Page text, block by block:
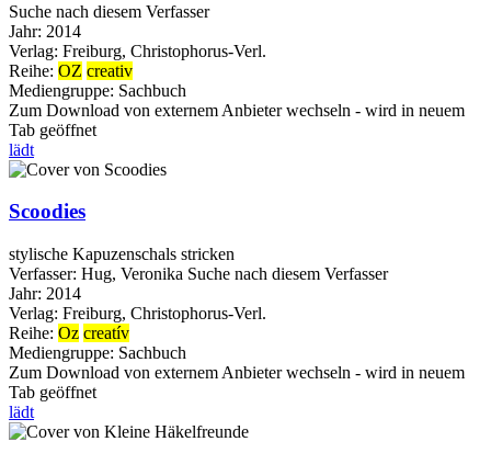
Suche nach diesem Verfasser
Jahr: 2014
Verlag: Freiburg, Christophorus-Verl.
Reihe: OZ creativ
Mediengruppe: Sachbuch
Zum Download von externem Anbieter wechseln - wird in neuem
Tab geöffnet
lädt
Scoodies
stylische Kapuzenschals stricken
Verfasser: Hug, Veronika Suche nach diesem Verfasser
Jahr: 2014
Verlag: Freiburg, Christophorus-Verl.
Reihe: Oz creatív
Mediengruppe: Sachbuch
Zum Download von externem Anbieter wechseln - wird in neuem
Tab geöffnet
lädt